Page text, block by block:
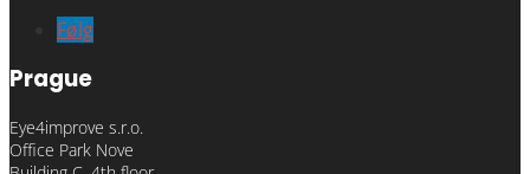
Følg
Prague
Eye4improve s.r.o.
Office Park Nove